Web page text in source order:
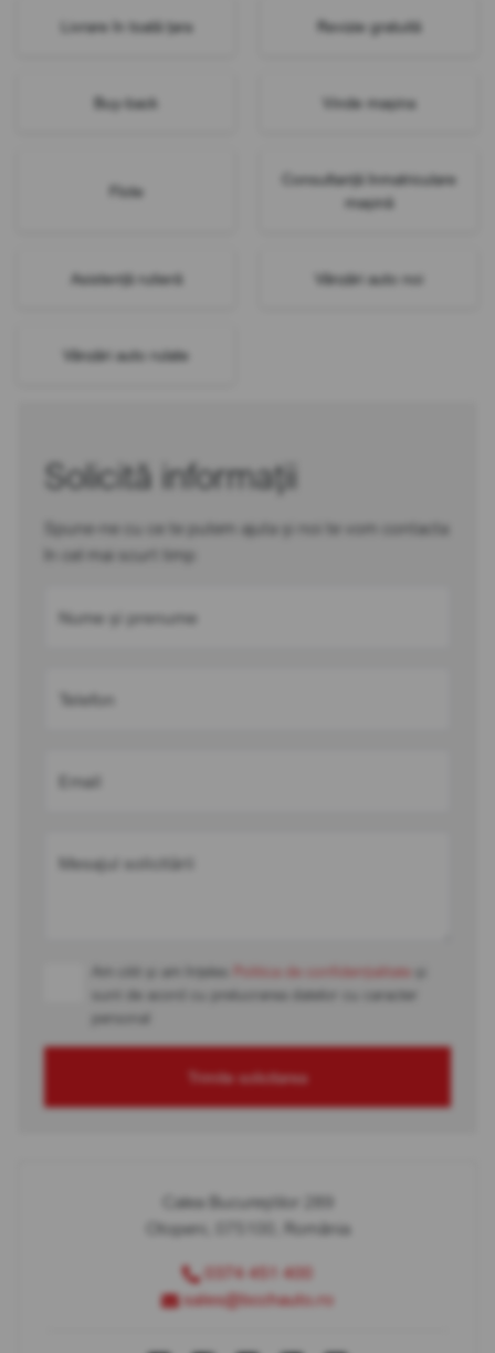
Livrare în toată țara Revizie gratuită
Buy-back Vinde mașina
Flote
Consultanță înmatriculare
mașină
Asistență rutieră Vânzări auto noi
Vânzări auto rulate
Solicită informații
Spune-ne cu ce te putem ajuta și noi te vom contacta
în cel mai scurt timp
Nume și prenume
Telefon
Email
Mesajul solicitării
Am citit și am înțeles Politica de confidențialitate
sunt de acord cu prelucrarea datelor cu caracter
personal
Trimite solicitarea
Calea Bucureștilor 289
Otopeni, 075100, România
0374 451 400
sales@bcchauto.ro